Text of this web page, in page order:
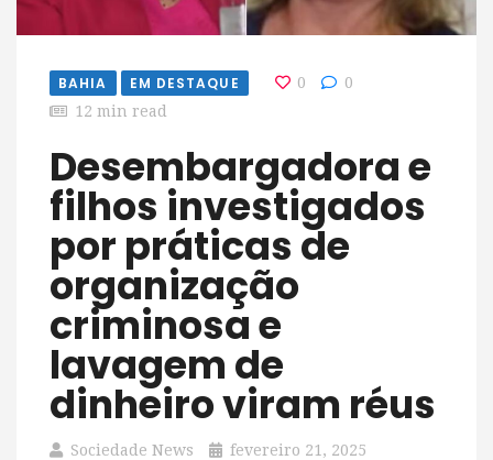
BAHIA EM DESTAQUE 0
0
12 min read
Desembargadora e
filhos investigados
por práticas de
organização
criminosa e
lavagem de
dinheiro viram réus
Sociedade News fevereiro 21, 2025